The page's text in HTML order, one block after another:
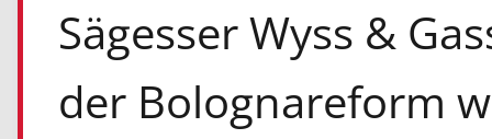
Sägesser Wyss &
der Bolognareform